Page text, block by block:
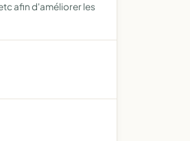
afin d'améliorer les